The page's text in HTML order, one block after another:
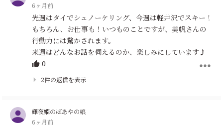
6ヶ月前
先週はタイでシュノーケリング、今週は軽井沢でスキー！
もちろん、お仕事も！いつものことですが、美帆さんの
行動力には驚かされます。
来週はどんなお話を伺えるのか、楽しみにしています♪
0
2件の返信を表示
輝夜姫のばあやの娘
6ヶ月前